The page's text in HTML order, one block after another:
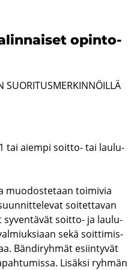
opin­to­
SUO­RI­TUS­MER­KIN­NÖIL­LÄ
tai ai­em­pi soitto-​ tai lau­lu­
muo­dos­te­taan toi­mi­via
soi­tet­ta­van
sy­ven­tä­vät soitto-​ ja lau­lu­
sekä soit­ti­mis­
Bän­di­ryh­mät esiin­ty­vät
Li­säk­si ryh­män